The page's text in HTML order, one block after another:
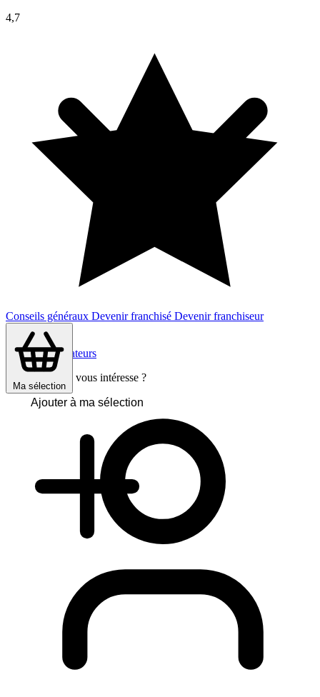
Conseils généraux Devenir franchisé Devenir franchiseur
Ma sélection
4,7
avis consommateurs
Cette franchise vous intéresse ?
Ajouter à ma sélection